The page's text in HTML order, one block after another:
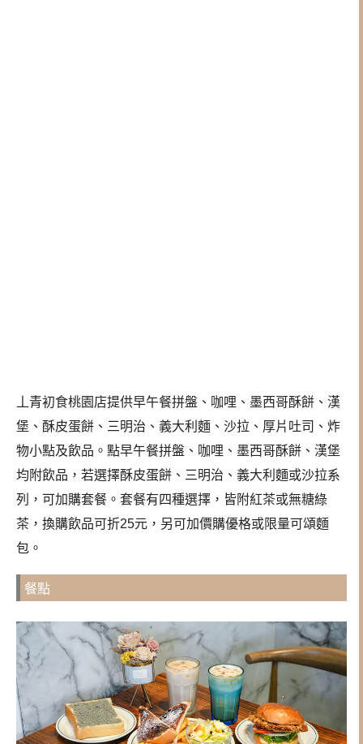
丄青初食桃園店提供早午餐拼盤、咖哩、墨西哥酥餅、漢
堡、酥皮蛋餅、三明治、義大利麵、沙拉、厚片吐司、炸
物小點及飲品。點早午餐拼盤、咖哩、墨西哥酥餅、漢堡
均附飲品，若選擇酥皮蛋餅、三明治、義大利麵或沙拉系
列，可加購套餐。套餐有四種選擇，皆附紅茶或無糖綠
茶，換購飲品可折25元，另可加價購優格或限量可頌麵
包。
餐點